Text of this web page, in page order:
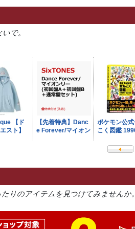
で。
りのアイテムを見つけてみませんか。